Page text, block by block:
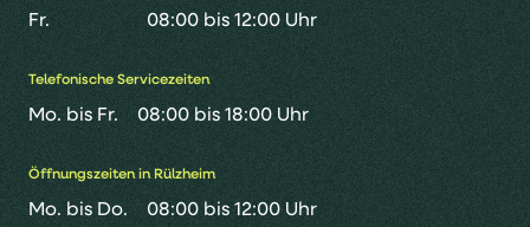
Fr.
08:00 bis 12:00 Uhr
Telefonische Servicezeiten
Mo. bis Fr. 08:00 bis 18:00 Uhr
Öffnungszeiten in Rülzheim
Mo. bis Do. 08:00 bis 12:00 Uhr